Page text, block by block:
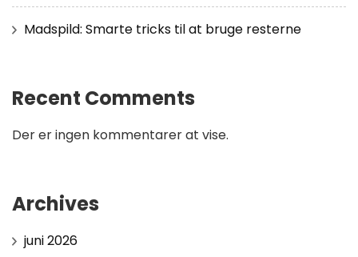
Madspild: Smarte tricks til at bruge resterne
Recent Comments
Der er ingen kommentarer at vise.
Archives
juni 2026